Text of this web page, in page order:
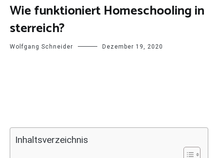
Wie funktioniert Homeschooling in
sterreich?
Wolfgang Schneider Dezember 19, 2020
Inhaltsverzeichnis